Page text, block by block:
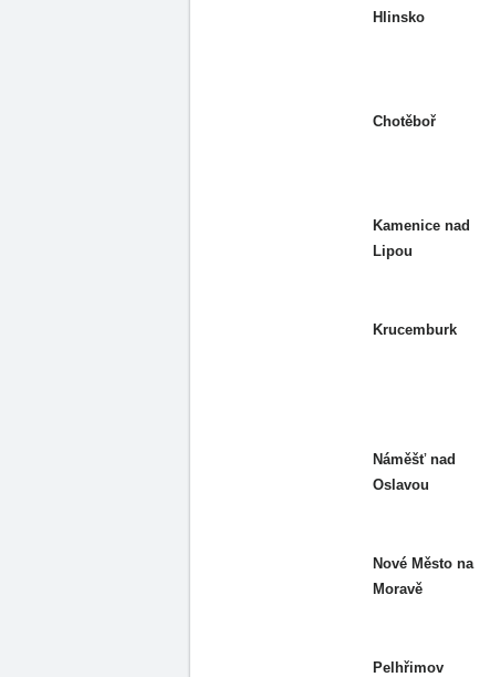
Hlinsko
Chotěboř
Kamenice nad
Lipou
Krucemburk
Náměšť nad
Oslavou
Nové Město na
Moravě
Pelhřimov